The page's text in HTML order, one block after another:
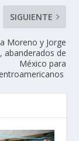
SIGUIENTE
Moreno y Jorge
abanderados de
México para